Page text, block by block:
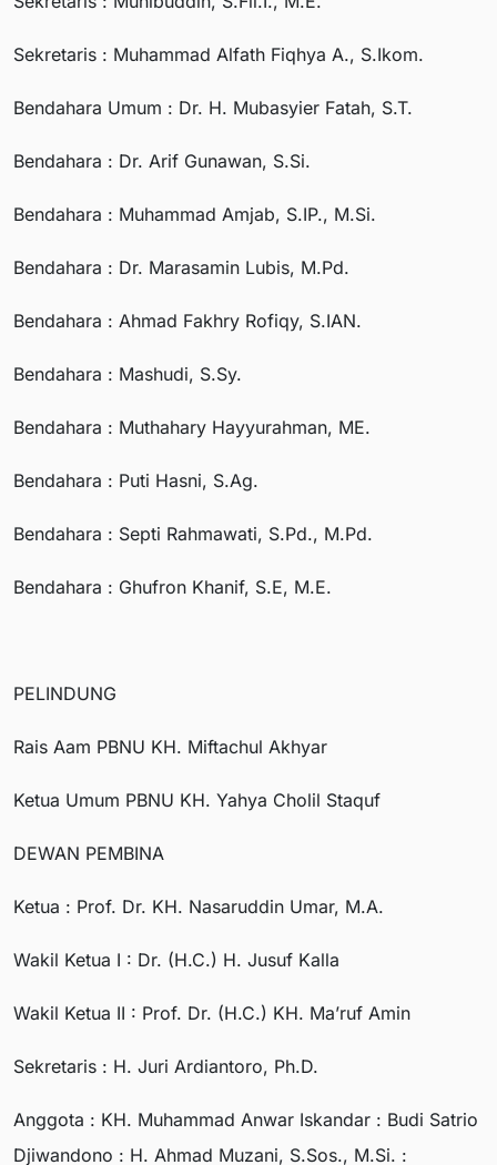
Sekretaris : Muhammad Alfath Fiqhya A., S.Ikom.
Bendahara Umum : Dr. H. Mubasyier Fatah, S.T.
Bendahara : Dr. Arif Gunawan, S.Si.
Bendahara : Muhammad Amjab, S.IP., M.Si.
Bendahara : Dr. Marasamin Lubis, M.Pd.
Bendahara : Ahmad Fakhry Rofiqy, S.IAN.
Bendahara : Mashudi, S.Sy.
Bendahara : Muthahary Hayyurahman, ME.
Bendahara : Puti Hasni, S.Ag.
Bendahara : Septi Rahmawati, S.Pd., M.Pd.
Bendahara : Ghufron Khanif, S.E, M.E.
PELINDUNG
Rais Aam PBNU KH. Miftachul Akhyar
Ketua Umum PBNU KH. Yahya Cholil Staquf
DEWAN PEMBINA
Ketua : Prof. Dr. KH. Nasaruddin Umar, M.A.
Wakil Ketua I : Dr. (H.C.) H. Jusuf Kalla
Wakil Ketua II : Prof. Dr. (H.C.) KH. Ma’ruf Amin
Sekretaris : H. Juri Ardiantoro, Ph.D.
Anggota : KH. Muhammad Anwar Iskandar : Budi Satrio
Djiwandono : H. Ahmad Muzani, S.Sos., M.Si. :